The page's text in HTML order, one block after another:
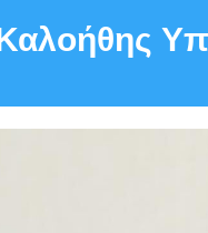
Καλοήθης